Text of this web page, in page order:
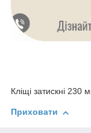
Кліщі затискні 230
Приховати